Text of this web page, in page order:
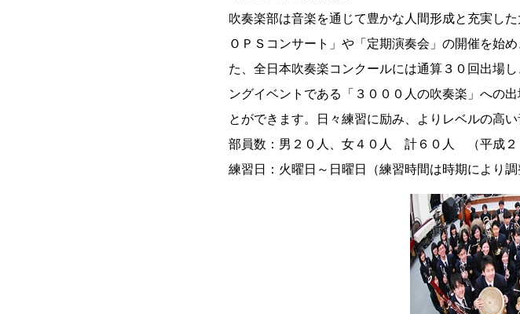
吹奏楽部は音楽を通じて豊かな人間形成と充実し
ＯＰＳコンサート」や「定期演奏会」の開催を始
た、全日本吹奏楽コンクールには通算３０回出場
ングイベントである「３０００人の吹奏楽」への
とができます。日々練習に励み、よりレベルの高い
部員数：男２０人、女４０人 計６０人 （平成２
練習日：火曜日～日曜日（練習時間は時期により調